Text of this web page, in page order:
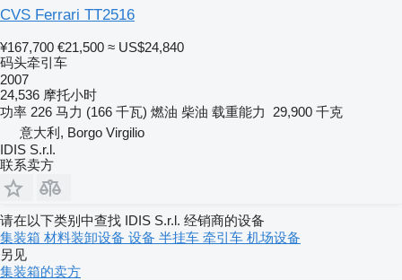
CVS Ferrari TT2516
¥167,700 €21,500 ≈ US$24,840
码头牵引车
2007
24,536 摩托小时
功率 226 马力 (166 千瓦) 燃油 柴油 载重能力
29,900 千克
意大利, Borgo Virgilio
IDIS S.r.l.
联系卖方
请在以下类别中查找 IDIS S.r.l. 经销商的设备
集装箱 材料装卸设备 设备 半挂车 牵引车 机场设备
另见
集装箱的卖方